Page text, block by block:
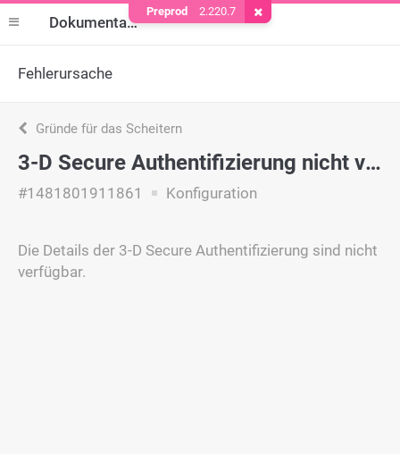
Dokumentation
Fehlerursache
Gründe für das Scheitern
3-D Secure Authentifizierung nicht verfügbar
#1481801911861 Konfiguration
Die Details der 3-D Secure Authentifizierung sind nicht
verfügbar.
Preprod 2.220.7 Cookie entfernen